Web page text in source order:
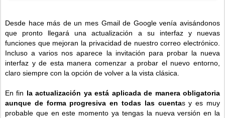
Desde hace más de un mes Gmail de Google venía avisándonos
que pronto llegará una actualización a su interfaz y nuevas
funciones que mejoran la privacidad de nuestro correo electrónico.
Incluso a varios nos aparece la invitación para probar la nueva
interfaz y de esta manera comenzar a probar el nuevo entorno,
claro siempre con la opción de volver a la vista clásica.
En fin la actualización ya está aplicada de manera obligatoria
aunque de forma progresiva en todas las cuentas y es muy
probable que en este momento ya tengas la nueva versión en la